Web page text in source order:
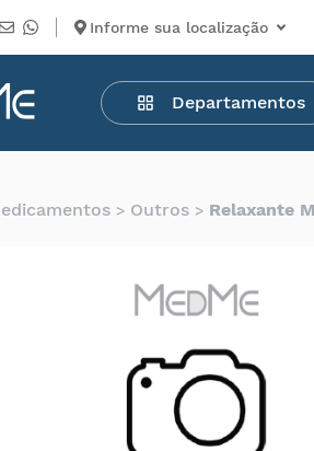
Informe sua localização
Departamentos
Outros Relaxante